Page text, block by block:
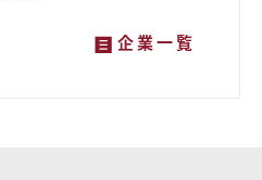
企業一覧